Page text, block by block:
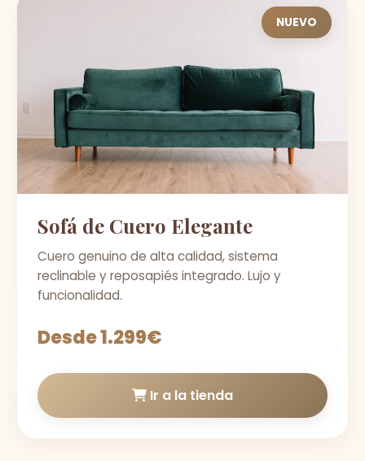
NUEVO
Sofá de Cuero Elegante
Cuero genuino de alta calidad, sistema
reclinable y reposapiés integrado. Lujo y
funcionalidad.
Desde 1.299€
Ir a la tienda